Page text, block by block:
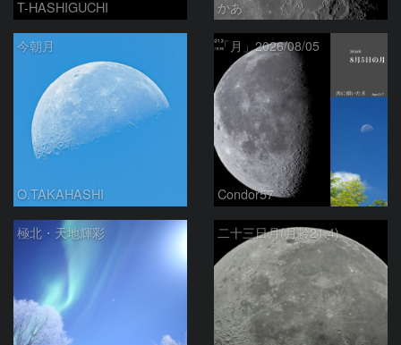
T-HASHIGUCHI かあ
今朝月
O.TAKAHASHI
「月」2026/08/05
Condor57
極北・天地輝彩 二十三日月(月齢21.4)